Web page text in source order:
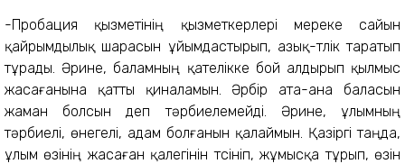
-Пробация қызметінің қызметкерлері мереке сайын
қайрымдылық шарасын ұйымдастырып, азық-түлік таратып
тұрады. Әрине, баламның қателікке бой алдырып қылмыс
жасағанына қатты қиналамын. Әрбір ата-ана баласын
жаман болсын деп тәрбиелемейді. Әрине, ұлымның
тәрбиелі, өнегелі, адам болғанын қалаймын. Қазіргі таңда,
ұлым өзінің жасаған қалегінін түсініп, жұмысқа тұрып, өзін